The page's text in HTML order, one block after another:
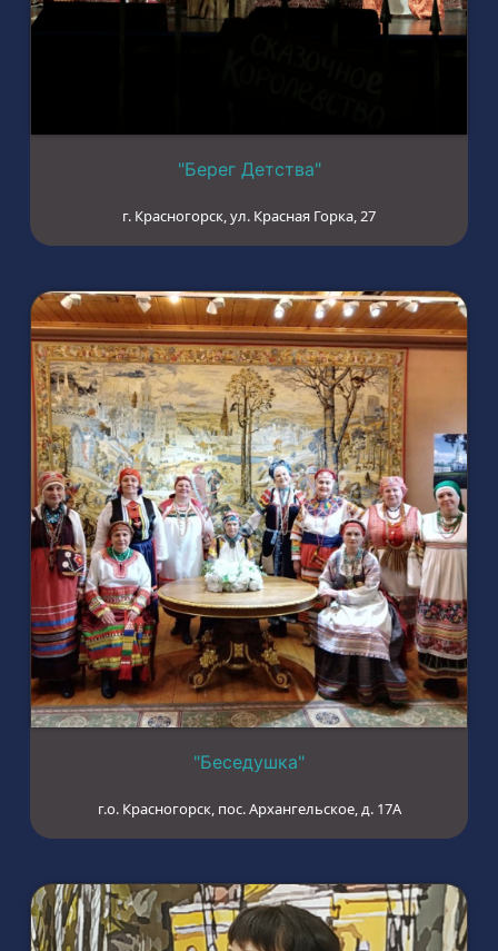
"Берег Детства"
г. Красногорск, ул. Красная Горка, 27
"Беседушка"
г.о. Красногорск, пос. Архангельское, д. 17А